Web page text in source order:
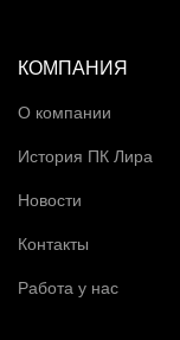
КОМПАНИЯ
О компании
История ПК Лира
Новости
Контакты
Работа у нас